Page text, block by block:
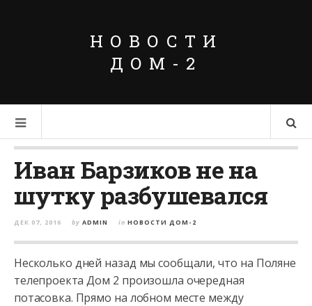
НОВОСТИ
ДОМ-2
Иван Барзиков не на
шутку разбушевался
ДЕК 07, 2016 by ADMIN in НОВОСТИ ДОМ-2
Несколько дней назад мы сообщали, что на Поляне
телепроекта Дом 2 произошла очередная
потасовка. Прямо на лобном месте между